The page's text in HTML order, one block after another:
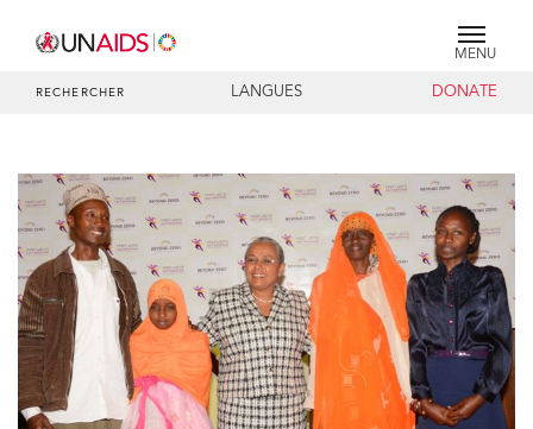
MENU
RECHERCHER LANGUES DONATE